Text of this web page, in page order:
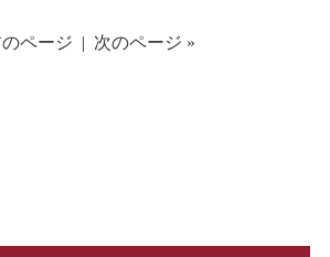
のページ | 次のページ »